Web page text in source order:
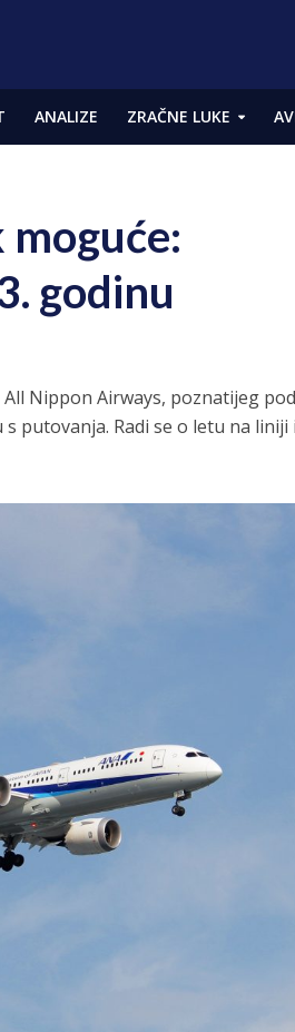
ANALIZE ZRAČNE LUKE
godinu
Nippon Airways, poznatijeg pod
putovanja. Radi se o letu na liniji